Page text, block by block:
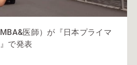
医師）が『日本プライマ
で発表